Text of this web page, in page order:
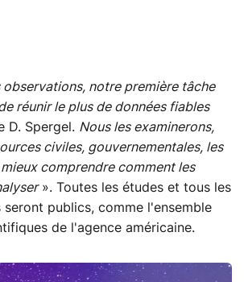
observations, notre première tâche
réunir le plus de données fiables
D. Spergel. Nous les examinerons,
civiles, gouvernementales, les
comprendre comment les
». Toutes les études et tous les
seront publics, comme l'ensemble
de l'agence américaine.